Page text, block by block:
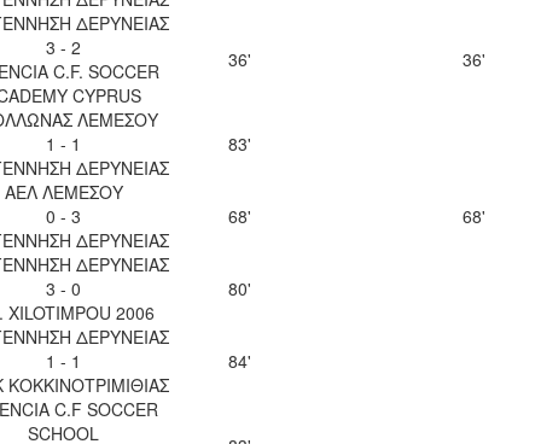
ΔΕΡΥΝΕΙΑΣ
3 - 2
C.F. SOCCER
CYPRUS
36' 36'
ΛΕΜΕΣΟΥ
1 - 1
ΔΕΡΥΝΕΙΑΣ
83'
ΑΕΛ ΛΕΜΕΣΟΥ
0 - 3
ΔΕΡΥΝΕΙΑΣ
68'
68'
ΔΕΡΥΝΕΙΑΣ
3 - 0
XILOTIMPOU 2006
80'
ΔΕΡΥΝΕΙΑΣ
1 - 1
84'
C.F SOCCER
SCHOOL